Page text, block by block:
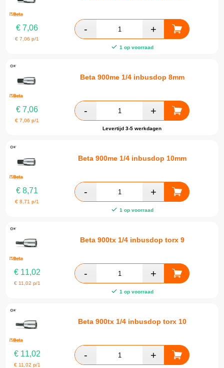
€ 7,06
€7,06 p/1
1 op voorraad
Beta 900me 1/4 inbusdop 8mm
€ 7,06
€7,06 p/1
Levertijd 3-5 werkdagen
Beta 900me 1/4 inbusdop 10mm
€ 8,71
€8,71 p/1
1 op voorraad
Beta 900tx 1/4 inbusdop torx 9
€11,02
€ 11,02 p/1
1 op voorraad
Beta 900tx 1/4 inbusdop torx 10
€11,02
€ 11,02 p/1